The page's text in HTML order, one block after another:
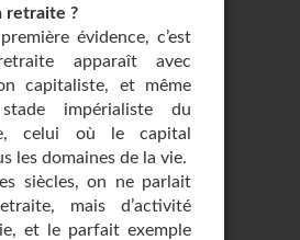
retraite ?
évidence, c’est
apparaît avec
capitaliste, et même
impérialiste du
celui où le capital
les domaines de la vie.
siècles, on ne parlait
mais d’activité
et le parfait exemple